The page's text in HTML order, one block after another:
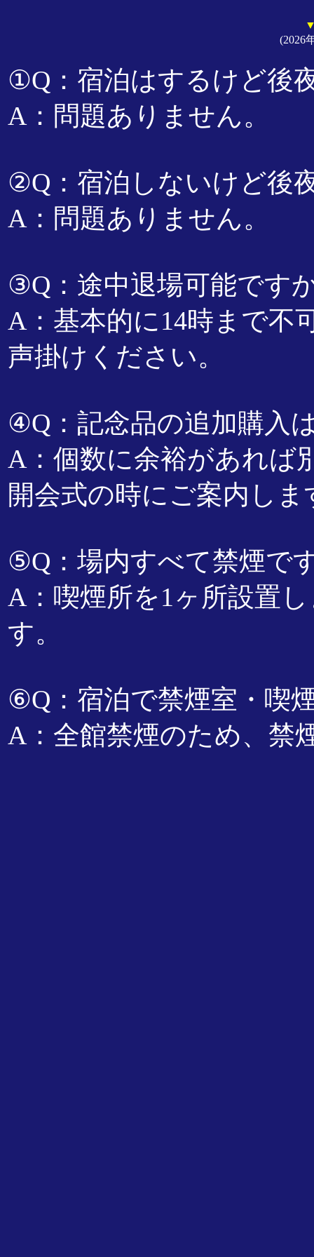
(2026
①Q：宿泊はするけど後
A：問題ありません。
②Q：宿泊しないけど後
A：問題ありません。
③Q：途中退場可能です
A：基本的に14時まで不
声掛けください。
④Q：記念品の追加購入
A：個数に余裕があれば
開会式の時にご案内しま
⑤Q：場内すべて禁煙で
A：喫煙所を1ヶ所設置
す。
⑥Q：宿泊で禁煙室・喫
A：全館禁煙のため、禁